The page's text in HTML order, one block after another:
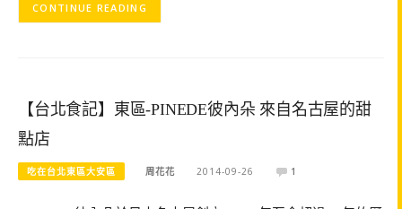
CONTINUE READING
【台北食記】東區-PINEDE彼內朵 來自名古屋的甜
點店
吃在台北東區大安區 周花花 2014-09-26 1